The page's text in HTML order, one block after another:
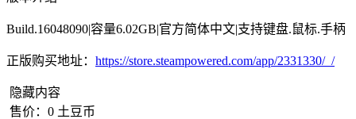
Build.16048090|容量6.02GB|官方简体中文|支持键盘.鼠标.手柄
正版购买地址： https://store.steampowered.com/app/2331330/_/
隐藏内容
售价： 0 土豆币